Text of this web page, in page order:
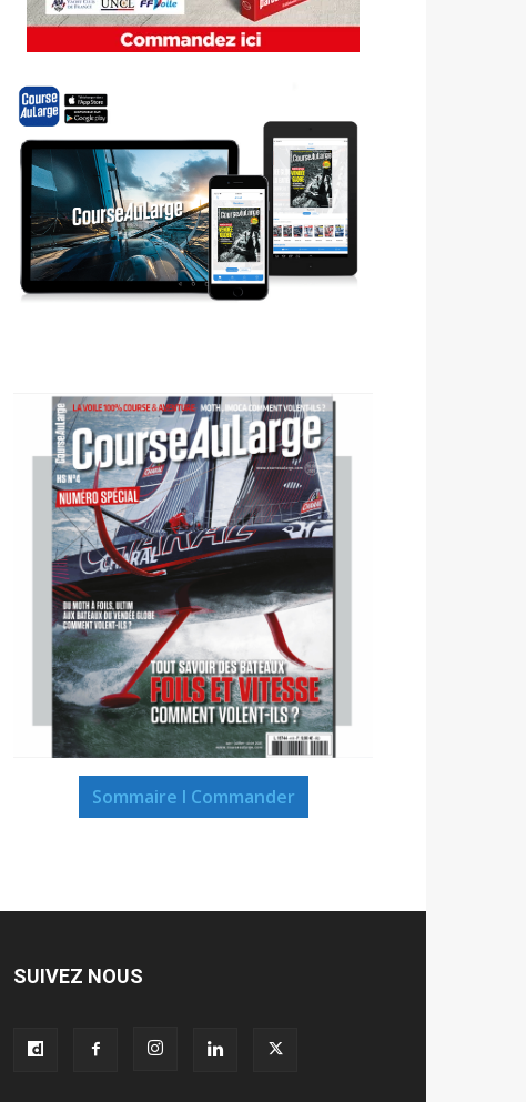
Sommaire I Commander
SUIVEZ NOUS